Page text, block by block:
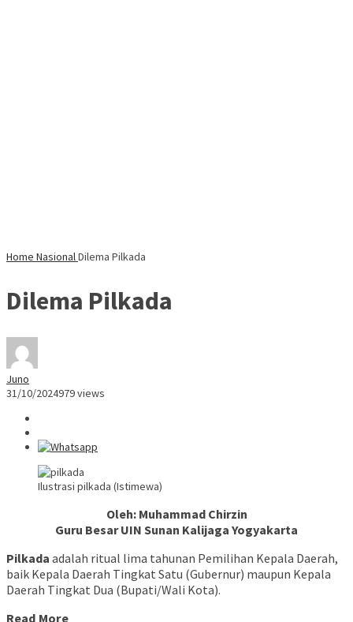
Home NasionalDilema Pilkada
Dilema Pilkada
Juno
31/10/2024979 views
Ilustrasi pilkada (Istimewa)
Oleh: Muhammad Chirzin
Guru Besar UIN Sunan Kalijaga Yogyakarta
Pilkada adalah ritual lima tahunan Pemilihan Kepala Daerah,
baik Kepala Daerah Tingkat Satu (Gubernur) maupun Kepala
Daerah Tingkat Dua (Bupati/Wali Kota).
Read More